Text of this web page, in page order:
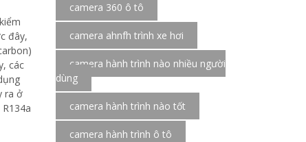
đây,
các
ra ở
camera 360 ô tô
camera ahnfh trình xe hơi
camera hành trình nào nhiều người
dùng
camera hành trình nào tốt
camera hành trình ô tô